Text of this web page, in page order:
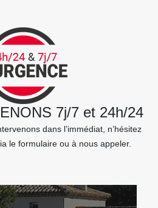
7j/7 et 24h/24
dans l’immédiat, n’hésitez
le formulaire ou à nous appeler.